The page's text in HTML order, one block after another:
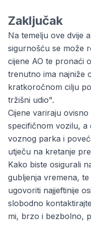
Zaključak
Na temelju ove dvije
sigurnošću se može
cijene AO te pronaći
trenutno ima najniže
kratkoročnom cilju
tržišni udio".
Cijene variraju
specifičnom vozilu,
voznog parka i
utječu na kretanje
Kako biste osigurali
gubljenja vremena,
ugovoriti najjeftinije
slobodno
mi, brzo i bezbolno,